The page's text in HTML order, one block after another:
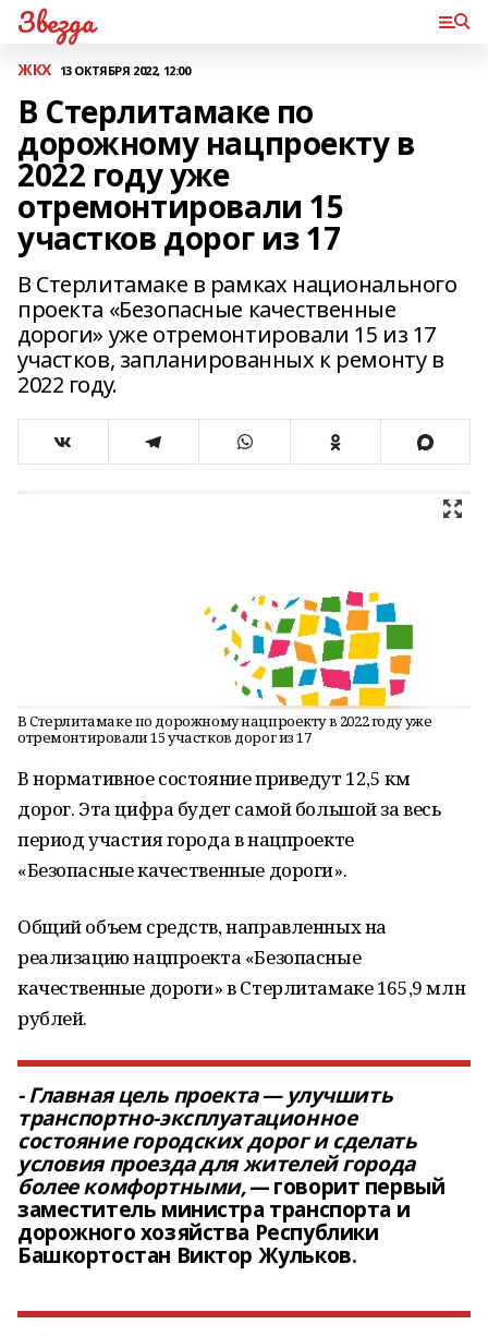
Звезда
ЖКХ 13 ОКТЯБРЯ 2022, 12:00
В Стерлитамаке по
дорожному нацпроекту в
2022 году уже
отремонтировали 15
участков дорог из 17
В Стерлитамаке в рамках национального
проекта «Безопасные качественные
дороги» уже отремонтировали 15 из 17
участков, запланированных к ремонту в
2022 году.
В Стерлитамаке по дорожному нацпроекту в 2022 году уже
отремонтировали 15 участков дорог из 17
В нормативное состояние приведут 12,5 км
дорог. Эта цифра будет самой большой за весь
период участия города в нацпроекте
«Безопасные качественные дороги».
Общий объем средств, направленных на
реализацию нацпроекта «Безопасные
качественные дороги» в Стерлитамаке 165,9 млн
рублей.
- Главная цель проекта — улучшить
транспортно-эксплуатационное
состояние городских дорог и сделать
условия проезда для жителей города
более комфортными,— говорит первый
заместитель министра транспорта и
дорожного хозяйства Республики
Башкортостан Виктор Жульков.